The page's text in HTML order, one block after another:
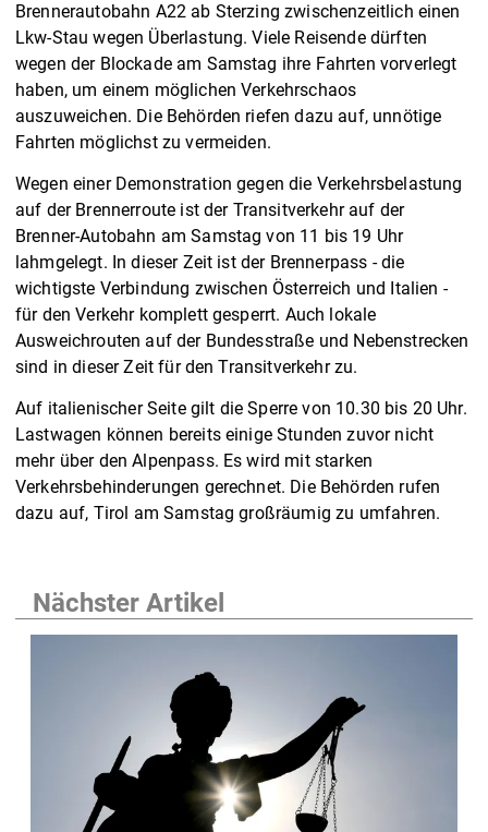
Brennerautobahn A22 ab Sterzing zwischenzeitlich einen
Lkw-Stau wegen Überlastung. Viele Reisende dürften
wegen der Blockade am Samstag ihre Fahrten vorverlegt
haben, um einem möglichen Verkehrschaos
auszuweichen. Die Behörden riefen dazu auf, unnötige
Fahrten möglichst zu vermeiden.
Wegen einer Demonstration gegen die Verkehrsbelastung
auf der Brennerroute ist der Transitverkehr auf der
Brenner-Autobahn am Samstag von 11 bis 19 Uhr
lahmgelegt. In dieser Zeit ist der Brennerpass - die
wichtigste Verbindung zwischen Österreich und Italien -
für den Verkehr komplett gesperrt. Auch lokale
Ausweichrouten auf der Bundesstraße und Nebenstrecken
sind in dieser Zeit für den Transitverkehr zu.
Auf italienischer Seite gilt die Sperre von 10.30 bis 20 Uhr.
Lastwagen können bereits einige Stunden zuvor nicht
mehr über den Alpenpass. Es wird mit starken
Verkehrsbehinderungen gerechnet. Die Behörden rufen
dazu auf, Tirol am Samstag großräumig zu umfahren.
Nächster Artikel